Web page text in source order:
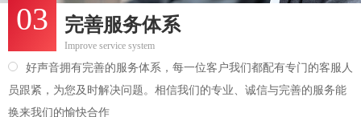
03 完善服务体系
Improve service system
好声音拥有完善的服务体系，每一位客户我们都配有专门的客服人
员跟紧，为您及时解决问题。相信我们的专业、诚信与完善的服务能
换来我们的愉快合作